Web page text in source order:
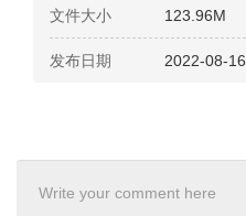
文件大小 123.96M
发布日期 2022-08-16